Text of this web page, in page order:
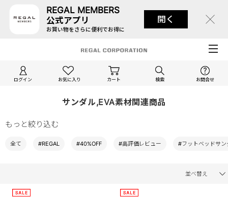
REGAL MEMBERS
公式アプリ
お買い物をさらに便利でお得に
開く
ログイン お気に入り カート 検索 お問合せ
サンダル,EVA素材関連商品
もっと絞り込む
全て #REGAL #40%OFF #高評価レビュー #フットベッドサン
並べ替え